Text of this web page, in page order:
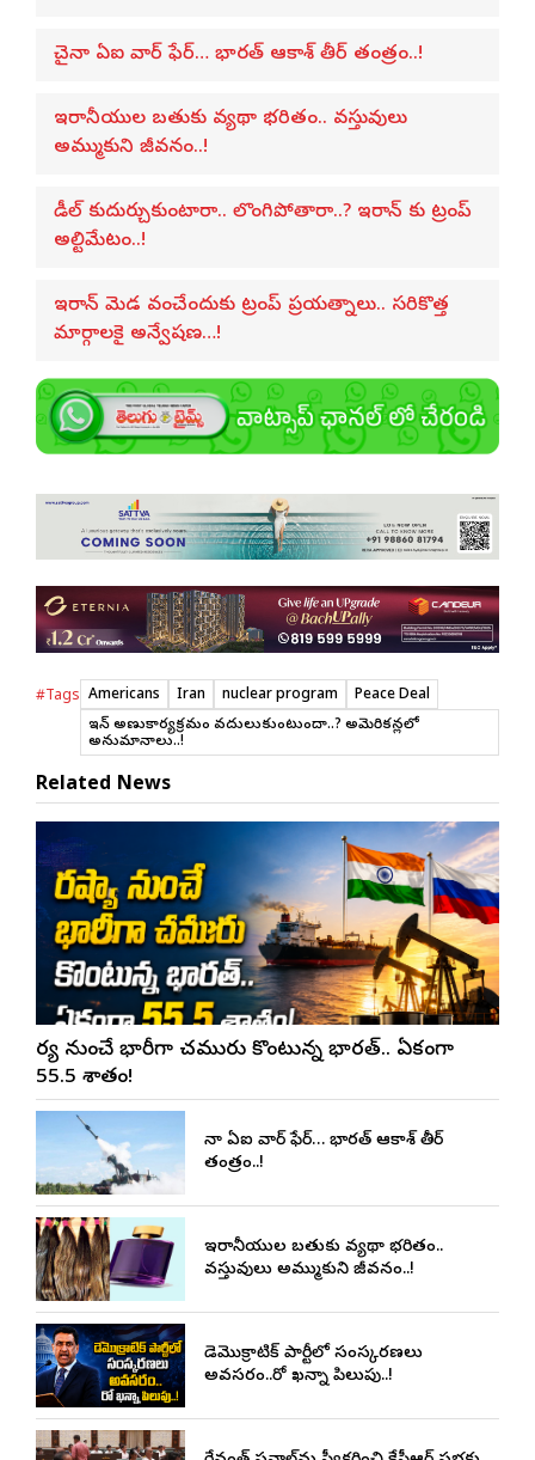
చైనా ఏఐ వార్ ఫేర్… భారత్ ఆకాశ్ తీర్ తంత్రం..!
ఇరానీయుల బతుకు వ్యథా భరితం.. వస్తువులు
అమ్ముకుని జీవనం..!
డీల్ కుదుర్చుకుంటారా.. లొంగిపోతారా..? ఇరాన్ కు ట్రంప్
అల్టిమేటం..!
ఇరాన్ మెడ వంచేందుకు ట్రంప్ ప్రయత్నాలు.. సరికొత్త
మార్గాలకై అన్వేషణ…!
#Tags Americans Iran nuclear program
Peace Deal
ఇరాన్ అణుకార్యక్రమం వదులుకుంటుందా..? అమెరికన్లలో
అనుమానాలు..!
Related News
రష్యా నుంచే భారీగా చమురు కొంటున్న భారత్.. ఏకంగా
55.5 శాతం!
చైనా ఏఐ వార్ ఫేర్… భారత్ ఆకాశ్ తీర్
తంత్రం..!
ఇరానీయుల బతుకు వ్యథా భరితం..
వస్తువులు అమ్ముకుని జీవనం..!
డెమొక్రాటిక్ పార్టీలో సంస్కరణలు
అవసరం..రో ఖన్నా పిలుపు..!